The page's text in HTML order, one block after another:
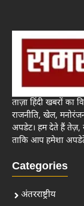
ताज़ा हिंदी खबरों का
राजनीति, खेल,
अपडेट। हम देते हैं तेज़,
ताकि आप हमेशा
Categories
अंतरराष्ट्रीय